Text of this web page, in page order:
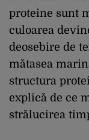
proteine sunt
culoarea
deosebire de
mătasea
structura
explică de ce
strălucirea